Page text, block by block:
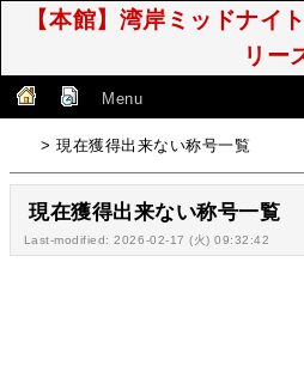
【本館】湾岸ミッドナイ
リー
Menu
> 現在獲得出来ない称号一覧
現在獲得出来ない称号一覧
Last-modified: 2026-02-17 (火) 09:32:42